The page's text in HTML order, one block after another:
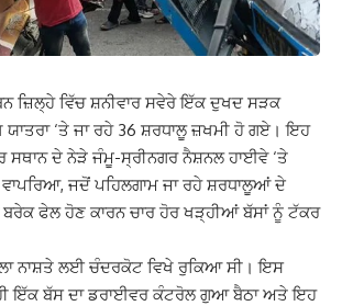
ਜ਼ਿਲ੍ਹੇ ਵਿੱਚ ਸ਼ਨੀਵਾਰ ਸਵੇਰੇ ਇੱਕ ਦੁਖਦ ਸੜਕ
ਯਾਤਰਾ ‘ਤੇ ਜਾ ਰਹੇ 36 ਸ਼ਰਧਾਲੂ ਜ਼ਖਮੀ ਹੋ ਗਏ। ਇਹ
ਸਥਾਨ ਦੇ ਨੇੜੇ ਜੰਮੂ-ਸ੍ਰੀਨਗਰ ਨੈਸ਼ਨਲ ਹਾਈਵੇ ‘ਤੇ
ਜਦੋਂ ਪਹਿਲਗਾਮ ਜਾ ਰਹੇ ਸ਼ਰਧਾਲੂਆਂ ਦੇ
ਫੇਲ ਹੋਣ ਕਾਰਨ ਚਾਰ ਹੋਰ ਖੜ੍ਹੀਆਂ ਬੱਸਾਂ ਨੂੰ ਟੱਕਰ
ਨਾਸ਼ਤੇ ਲਈ ਚੰਦਰਕੋਟ ਵਿਖੇ ਰੁਕਿਆ ਸੀ। ਇਸ
ਇੱਕ ਬੱਸ ਦਾ ਡਰਾਈਵਰ ਕੰਟਰੋਲ ਗੁਆ ਬੈਠਾ ਅਤੇ ਇਹ